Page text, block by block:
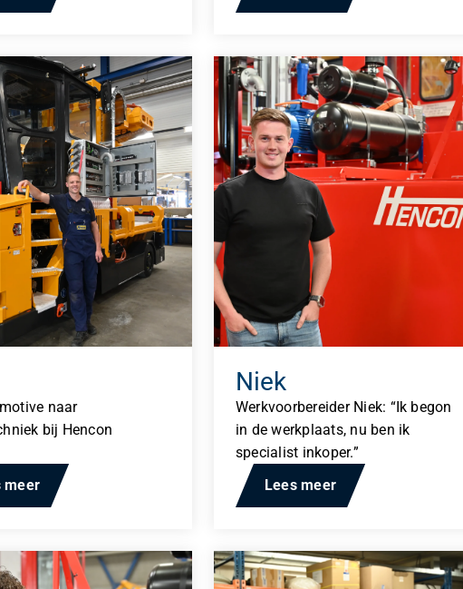
naar
bij Hencon
meer
Niek
Werkvoorbereider Niek: “Ik begon
in de werkplaats, nu ben ik
specialist inkoper.”
Lees meer
URL *